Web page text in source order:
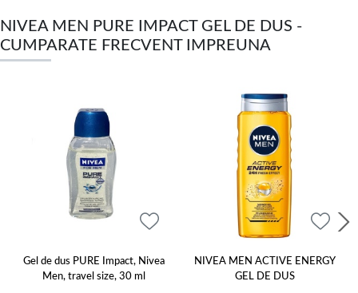
NIVEA MEN PURE IMPACT GEL DE DUS -
CUMPARATE FRECVENT IMPREUNA
Gel de dus PURE Impact, Nivea
Men, travel size, 30 ml
NIVEA MEN ACTIVE ENERGY
GEL DE DUS